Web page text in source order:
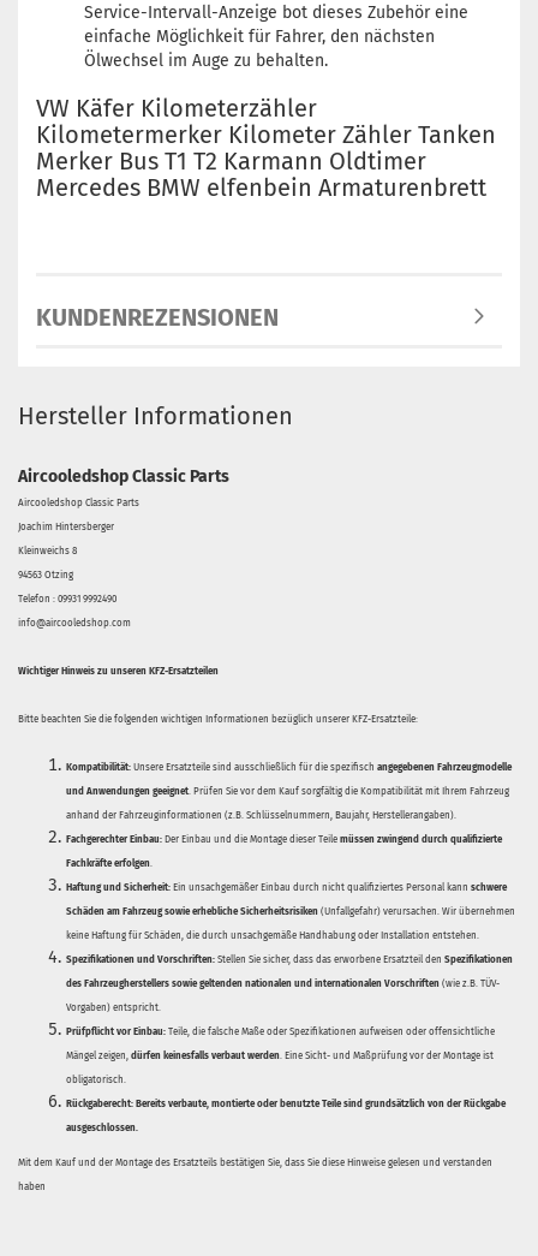
Service-Intervall-Anzeige bot dieses Zubehör eine
einfache Möglichkeit für Fahrer, den nächsten
Ölwechsel im Auge zu behalten.
VW Käfer Kilometerzähler
Kilometermerker Kilometer Zähler Tanken
Merker Bus T1 T2 Karmann Oldtimer
Mercedes BMW elfenbein Armaturenbrett
KUNDENREZENSIONEN
Hersteller Informationen
Aircooledshop Classic Parts
Aircooledshop Classic Parts
Joachim Hintersberger
Kleinweichs 8
94563 Otzing
Telefon : 09931 9992490
info@aircooledshop.com
Wichtiger Hinweis zu unseren KFZ-Ersatzteilen
Bitte beachten Sie die folgenden wichtigen Informationen bezüglich unserer KFZ-Ersatzteile:
Kompatibilität: Unsere Ersatzteile sind ausschließlich für die spezifisch angegebenen Fahrzeugmodelle
und Anwendungen geeignet. Prüfen Sie vor dem Kauf sorgfältig die Kompatibilität mit Ihrem Fahrzeug
anhand der Fahrzeuginformationen (z.B. Schlüsselnummern, Baujahr, Herstellerangaben).
Fachgerechter Einbau: Der Einbau und die Montage dieser Teile müssen zwingend durch qualifizierte
Fachkräfte erfolgen.
Haftung und Sicherheit: Ein unsachgemäßer Einbau durch nicht qualifiziertes Personal kann schwere
Schäden am Fahrzeug sowie erhebliche Sicherheitsrisiken (Unfallgefahr) verursachen. Wir übernehmen
keine Haftung für Schäden, die durch unsachgemäße Handhabung oder Installation entstehen.
Spezifikationen und Vorschriften: Stellen Sie sicher, dass das erworbene Ersatzteil den Spezifikationen
des Fahrzeugherstellers sowie geltenden nationalen und internationalen Vorschriften (wie z.B. TÜV-
Vorgaben) entspricht.
Prüfpflicht vor Einbau: Teile, die falsche Maße oder Spezifikationen aufweisen oder offensichtliche
Mängel zeigen, dürfen keinesfalls verbaut werden. Eine Sicht- und Maßprüfung vor der Montage ist
obligatorisch.
Rückgaberecht: Bereits verbaute, montierte oder benutzte Teile sind grundsätzlich von der Rückgabe
ausgeschlossen.
Mit dem Kauf und der Montage des Ersatzteils bestätigen Sie, dass Sie diese Hinweise gelesen und verstanden
haben